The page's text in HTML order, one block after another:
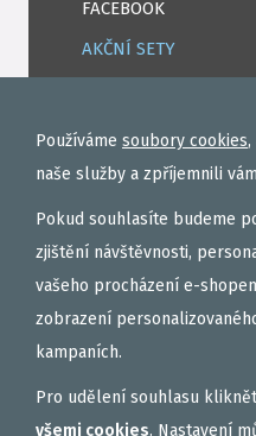
FACEBOOK
AKČNÍ SETY
EXTRUDY
VNADÍCÍ, KRMÍTKOVÉ
FEEDER / LEHKÁ
PVA PUNČOCHY A
ZÁTĚŽE, KRMÍTKA
OBLEČENÍ
Používáme soubory cookies,
naše služby a zpříjemnili
Pokud souhlasíte budeme
zjištění návštěvnosti,
vašeho procházení e-
zobrazení
kampaních.
Pro udělení souhlasu
všemi cookies. Nastavení